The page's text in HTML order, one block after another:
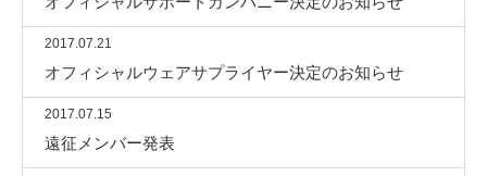
2017.07.21
オフィシャルウェアサプライヤー決定のお知らせ
2017.07.15
遠征メンバー発表